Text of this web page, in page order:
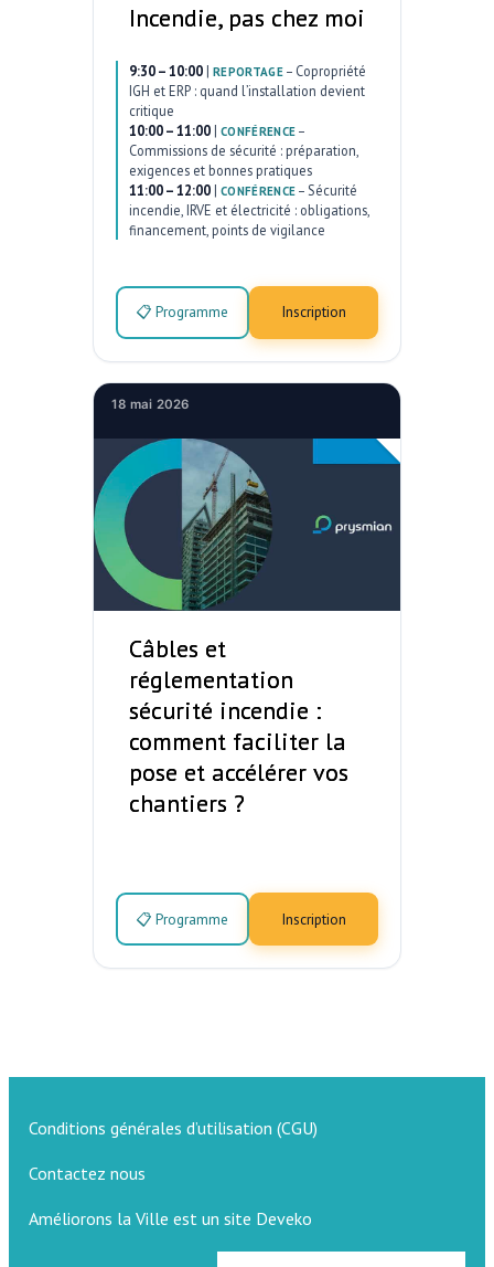
Incendie, pas chez moi
9:30 – 10:00 | REPORTAGE– Copropriété
IGH et ERP : quand l’installation devient
critique
10:00 – 11:00 | CONFÉRENCE –
Commissions de sécurité : préparation,
exigences et bonnes pratiques
11:00 – 12:00 | CONFÉRENCE – Sécurité
incendie, IRVE et électricité : obligations,
financement, points de vigilance
📋 Programme Inscription
18 mai 2026
Câbles et
réglementation
sécurité incendie :
comment faciliter la
pose et accélérer vos
chantiers ?
📋 Programme Inscription
Conditions générales d’utilisation (CGU)
Contactez nous
Améliorons la Ville est un site Deveko